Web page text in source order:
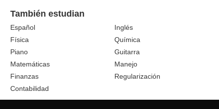
También estudian
Español
Inglés
Física
Química
Piano
Guitarra
Matemáticas
Manejo
Finanzas
Regularización
Contabilidad